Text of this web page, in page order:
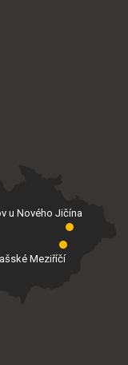
Meziříčí
u Nového Jičína